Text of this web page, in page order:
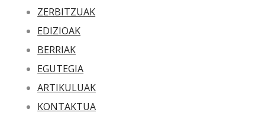
ZERBITZUAK
EDIZIOAK
BERRIAK
EGUTEGIA
ARTIKULUAK
KONTAKTUA